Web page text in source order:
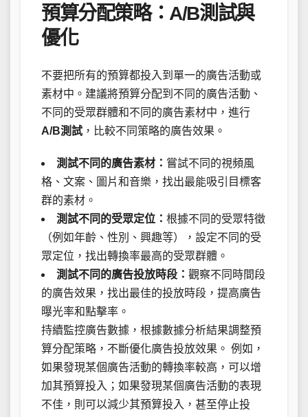
預算分配策略：A/B測試與
優化
不要把所有的預算都投入到單一的廣告活動或
素材中。建議將預算分配到不同的廣告活動、
不同的受眾群體和不同的廣告素材中，進行
A/B測試 ，比較不同策略的廣告效果。
測試不同的廣告素材： 嘗試不同的視頻風
格、文案、圖片和音樂，找出最能吸引目標客
群的素材。
測試不同的受眾定位： 根據不同的受眾特徵
（例如年齡、性別、興趣等），設定不同的受
眾定位，找出轉換率最高的受眾群體。
測試不同的廣告投放時段： 觀察不同時間段
的廣告效果，找出最佳的投放時段，提高廣告
曝光率和點擊率。
持續監控廣告數據，根據數據分析結果調整預
算分配策略，不斷優化廣告投放效果。 例如，
如果發現某個廣告活動的轉換率較高，可以增
加其預算投入；如果發現某個廣告活動的表現
不佳，則可以減少其預算投入，甚至停止投